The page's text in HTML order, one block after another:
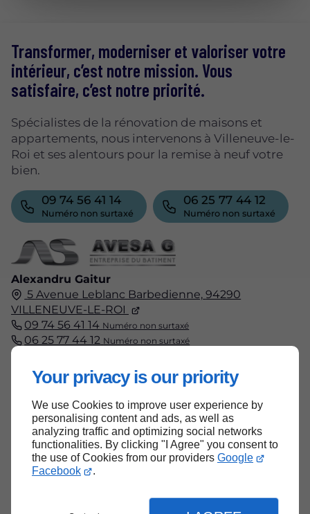
Your privacy is our priority
We use Cookies to improve user experience by
personalising content and ads, as well as
analyzing traffic and optimizing social networks
functionalities. By clicking "I Agree" you consent to
the use of Cookies from our providers Google
Facebook
.
Alexandru Gaitur
5 Avenue Leblanc Barbedienne, 94290
VILLENEUVE-LE-ROI
09 74 56 41 14 Numéro non surtaxé
06 25 77 44 12 Numéro non surtaxé
Accueil
Contactez-nous
Mentions légales
Plan du site
Transformer, moderniser et valoriser votre
intérieur, c’est notre mission. Vous
satisfaire, c’est notre priorité.
Spécialistes de la rénovation de maisons et
appartements, nous intervenons à Villeneuve-le-
Roi et ses alentours pour la remise à neuf votre
bien.
09 74 56 41 14
Numéro non surtaxé
06 25 77 44 12
Numéro non surtaxé